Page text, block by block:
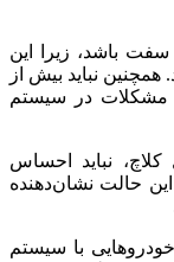
باشد، زیرا این
نباید بیش از
مشکلات در سیستم
نباید احساس
حالت نشان‌دهنده
با سیستم